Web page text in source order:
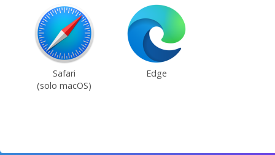
Safari
(solo macOS)
Edge